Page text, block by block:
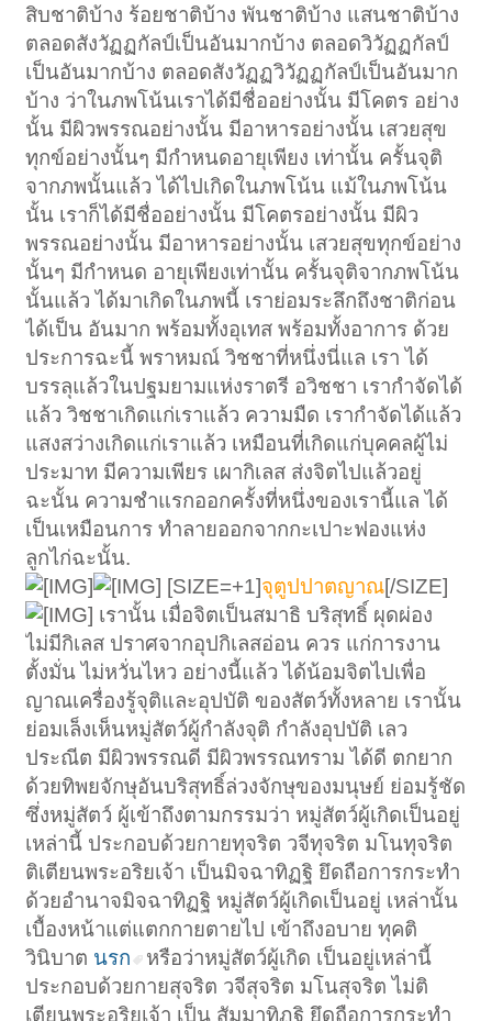
สิบชาติบ้าง ร้อยชาติบ้าง พันชาติบ้าง แสนชาติบ้าง
ตลอดสังวัฏฏกัลป์เป็นอันมากบ้าง ตลอดวิวัฏฏกัลป์
เป็นอันมากบ้าง ตลอดสังวัฏฏวิวัฏฏกัลป์เป็นอันมาก
บ้าง ว่าในภพโน้นเราได้มีชื่ออย่างนั้น มีโคตร อย่าง
นั้น มีผิวพรรณอย่างนั้น มีอาหารอย่างนั้น เสวยสุข
ทุกข์อย่างนั้นๆ มีกำหนดอายุเพียง เท่านั้น ครั้นจุติ
จากภพนั้นแล้ว ได้ไปเกิดในภพโน้น แม้ในภพโน้น
นั้น เราก็ได้มีชื่ออย่างนั้น มีโคตรอย่างนั้น มีผิว
พรรณอย่างนั้น มีอาหารอย่างนั้น เสวยสุขทุกข์อย่าง
นั้นๆ มีกำหนด อายุเพียงเท่านั้น ครั้นจุติจากภพโน้น
นั้นแล้ว ได้มาเกิดในภพนี้ เราย่อมระลึกถึงชาติก่อน
ได้เป็น อันมาก พร้อมทั้งอุเทส พร้อมทั้งอาการ ด้วย
ประการฉะนี้ พราหมณ์ วิชชาที่หนึ่งนี่แล เรา ได้
บรรลุแล้วในปฐมยามแห่งราตรี อวิชชา เรากำจัดได้
แล้ว วิชชาเกิดแก่เราแล้ว ความมืด เรากำจัดได้แล้ว
แสงสว่างเกิดแก่เราแล้ว เหมือนที่เกิดแก่บุคคลผู้ไม่
ประมาท มีความเพียร เผากิเลส ส่งจิตไปแล้วอยู่
ฉะนั้น ความชำแรกออกครั้งที่หนึ่งของเรานี้แล ได้
เป็นเหมือนการ ทำลายออกจากกะเปาะฟองแห่ง
ลูกไก่ฉะนั้น.
[SIZE=+1]จุตูปปาตญาณ[/SIZE]
เรานั้น เมื่อจิตเป็นสมาธิ บริสุทธิ์ ผุดผ่อง
ไม่มีกิเลส ปราศจากอุปกิเลสอ่อน ควร แก่การงาน
ตั้งมั่น ไม่หวั่นไหว อย่างนี้แล้ว ได้น้อมจิตไปเพื่อ
ญาณเครื่องรู้จุติและอุปบัติ ของสัตว์ทั้งหลาย เรานั้น
ย่อมเล็งเห็นหมู่สัตว์ผู้กำลังจุติ กำลังอุปบัติ เลว
ประณีต มีผิวพรรณดี มีผิวพรรณทราม ได้ดี ตกยาก
ด้วยทิพยจักษุอันบริสุทธิ์ล่วงจักษุของมนุษย์ ย่อมรู้ชัด
ซึ่งหมู่สัตว์ ผู้เข้าถึงตามกรรมว่า หมู่สัตว์ผู้เกิดเป็นอยู่
เหล่านี้ ประกอบด้วยกายทุจริต วจีทุจริต มโนทุจริต
ติเตียนพระอริยเจ้า เป็นมิจฉาทิฏฐิ ยึดถือการกระทำ
ด้วยอำนาจมิจฉาทิฏฐิ หมู่สัตว์ผู้เกิดเป็นอยู่ เหล่านั้น
เบื้องหน้าแต่แตกกายตายไป เข้าถึงอบาย ทุคติ
วินิบาต นรก
หรือว่าหมู่สัตว์ผู้เกิด เป็นอยู่เหล่านี้
ประกอบด้วยกายสุจริต วจีสุจริต มโนสุจริต ไม่ติ
เตียนพระอริยเจ้า เป็น สัมมาทิฏฐิ ยึดถือการกระทำ